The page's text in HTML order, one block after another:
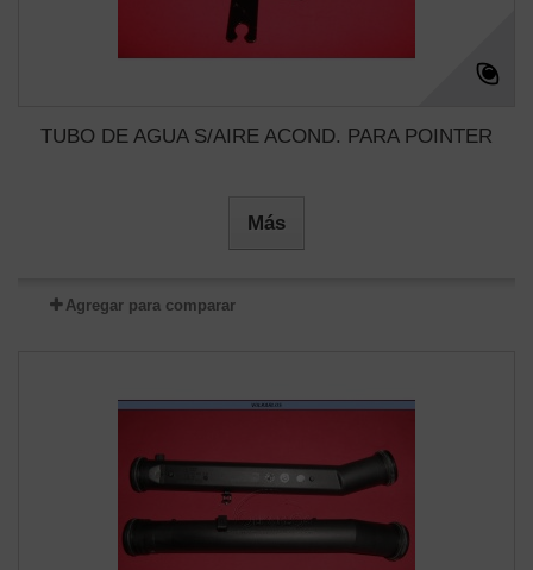
TUBO DE AGUA S/AIRE ACOND. PARA POINTER
Más
Agregar para comparar